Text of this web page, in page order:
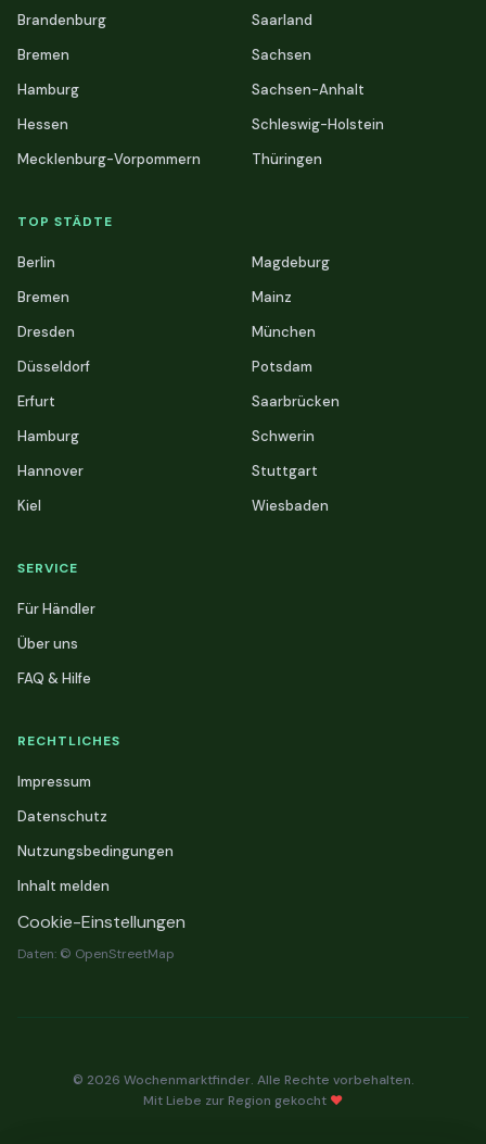
Brandenburg
Bremen
Hamburg
Hessen
Mecklenburg-Vorpommern
Saarland
Sachsen
Sachsen-Anhalt
Schleswig-Holstein
Thüringen
TOP STÄDTE
Berlin
Bremen
Dresden
Düsseldorf
Erfurt
Hamburg
Hannover
Kiel
Magdeburg
Mainz
München
Potsdam
Saarbrücken
Schwerin
Stuttgart
Wiesbaden
SERVICE
Für Händler
Über uns
FAQ & Hilfe
RECHTLICHES
Impressum
Datenschutz
Nutzungsbedingungen
Inhalt melden
Cookie-Einstellungen
Daten: © OpenStreetMap
© 2026 Wochenmarktfinder. Alle Rechte vorbehalten.
Mit Liebe zur Region gekocht ❤